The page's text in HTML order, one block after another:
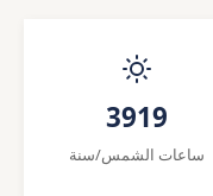
3919
ساعات الشمس/سنة